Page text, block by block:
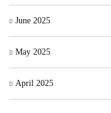
June 2025
May 2025
April 2025